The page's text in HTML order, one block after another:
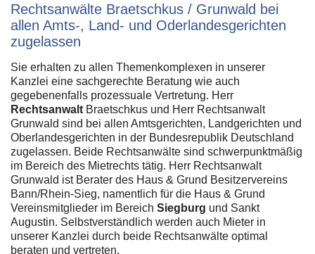
Rechtsanwälte Braetschkus / Grunwald bei
allen Amts-, Land- und Oderlandesgerichten
zugelassen
Sie erhalten zu allen Themenkomplexen in unserer
Kanzlei eine sachgerechte Beratung wie auch
gegebenenfalls prozessuale Vertretung. Herr
Rechtsanwalt Braetschkus und Herr Rechtsanwalt
Grunwald sind bei allen Amtsgerichten, Landgerichten und
Oberlandesgerichten in der Bundesrepublik Deutschland
zugelassen. Beide Rechtsanwälte sind schwerpunktmäßig
im Bereich des Mietrechts tätig. Herr Rechtsanwalt
Grunwald ist Berater des Haus & Grund Besitzervereins
Bann/Rhein-Sieg, namentlich für die Haus & Grund
Vereinsmitglieder im Bereich Siegburg und Sankt
Augustin. Selbstverständlich werden auch Mieter in
unserer Kanzlei durch beide Rechtsanwälte optimal
beraten und vertreten.